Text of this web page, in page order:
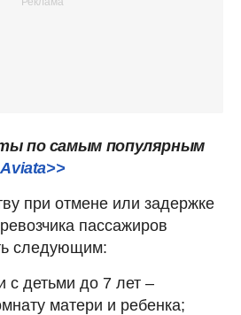
по самым популярным
Aviata>>
при отмене или задержке
пассажиров
следующим:
с детьми до 7 лет –
матери и ребенка;